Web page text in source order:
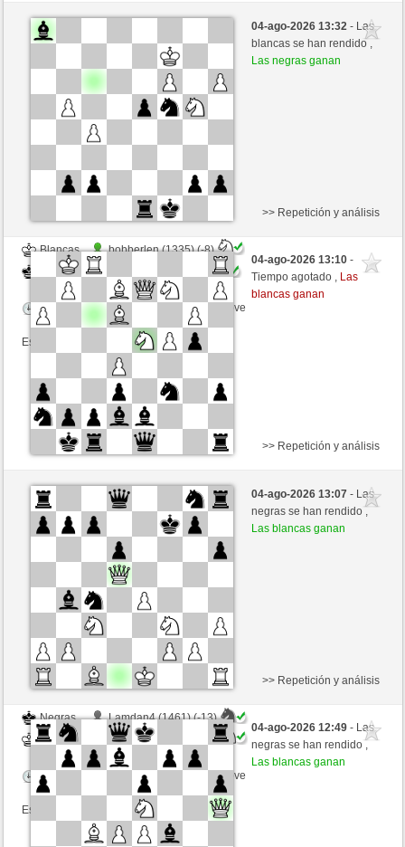
Negras
Cytrynka50 (1198) (-4)
Blancas
Tiempo: 5 minutes/side + 8 seconds/move
Esta partida es por puntos
04-ago-2026 13:32- Las
blancas se han rendido ,
Las negras ganan
Blancas
bobberlen (1335) (-8)
Negras
Tiempo: 5 minutes/side + 8 seconds/move
Esta partida es por puntos
>> Repetición y análisis
04-ago-2026 13:10-
Tiempo agotado , Las
blancas ganan
Blancas
MasterofDesaster (1354) (+60)
Negras
GID1955 (1541) (-24)
Tiempo: 3 minutes/side + 8 seconds/move
Esta partida es por puntos
>> Repetición y análisis
04-ago-2026 13:07- Las
negras se han rendido ,
Las blancas ganan
Negras
Lamdan4 (1461) (-13)
Blancas
GID1955 (1528) (+13)
Tiempo: 9 minutes/side + 9 seconds/move
Esta partida es por puntos
>> Repetición y análisis
04-ago-2026 12:49- Las
negras se han rendido ,
Las blancas ganan